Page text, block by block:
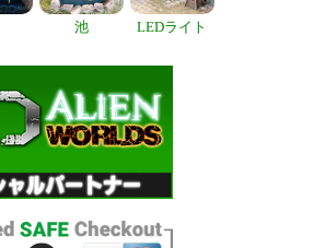
池 LEDライト